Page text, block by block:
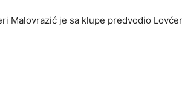
Malovrazić je sa klupe predvodio